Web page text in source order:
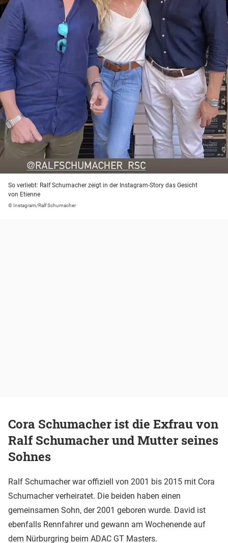
So verliebt: Ralf Schumacher zeigt in der Instagram-Story das Gesicht
von Etienne
© Instagram/Ralf Schumacher
Cora Schumacher ist die Exfrau von
Ralf Schumacher und Mutter seines
Sohnes
Ralf Schumacher war offiziell von 2001 bis 2015 mit Cora
Schumacher verheiratet. Die beiden haben einen
gemeinsamen Sohn, der 2001 geboren wurde. David ist
ebenfalls Rennfahrer und gewann am Wochenende auf
dem Nürburgring beim ADAC GT Masters.